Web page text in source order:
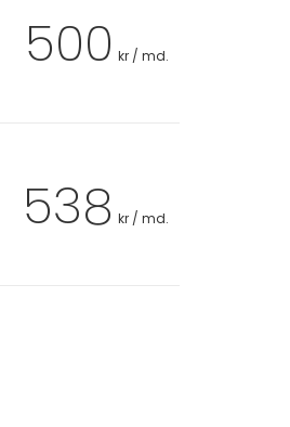
500 kr / md.
538 kr / md.